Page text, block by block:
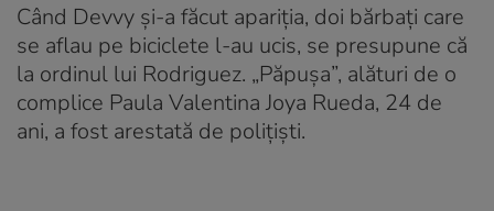
Când Devvy și-a făcut apariția, doi bărbați care
se aflau pe biciclete l-au ucis, se presupune că
la ordinul lui Rodriguez. „Păpușa”, alături de o
complice Paula Valentina Joya Rueda, 24 de
ani, a fost arestată de polițiști.